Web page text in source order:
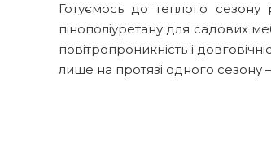
Готуємось до теплого
пінополіуретану для садових
повітропроникність і
лише на протязі одного